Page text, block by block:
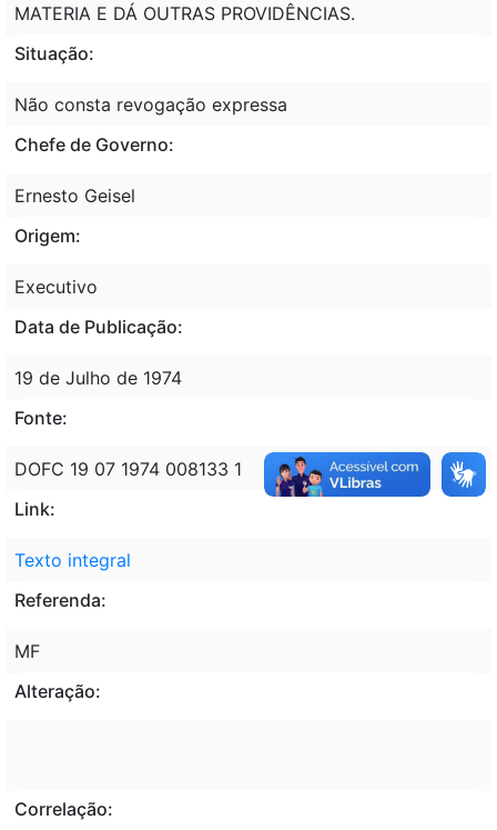
MATERIA E DÁ OUTRAS PROVIDÊNCIAS.
Situação:
Não consta revogação expressa
Chefe de Governo:
Ernesto Geisel
Origem:
Executivo
Data de Publicação:
19 de Julho de 1974
Fonte:
DOFC 19 07 1974 008133 1
Link:
Texto integral
Referenda:
MF
Alteração:
Correlação: